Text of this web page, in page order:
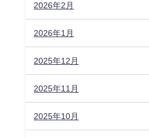
2026年2月
2026年1月
2025年12月
2025年11月
2025年10月